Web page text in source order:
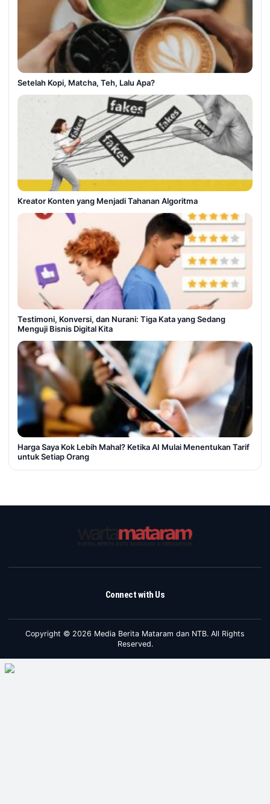
Setelah Kopi, Matcha, Teh, Lalu Apa?
Kreator Konten yang Menjadi Tahanan Algoritma
Testimoni, Konversi, dan Nurani: Tiga Kata yang Sedang
Menguji Bisnis Digital Kita
Harga Saya Kok Lebih Mahal? Ketika AI Mulai Menentukan Tarif
untuk Setiap Orang
Connect with Us
Copyright © 2026 Media Berita Mataram dan NTB. All Rights
Reserved.